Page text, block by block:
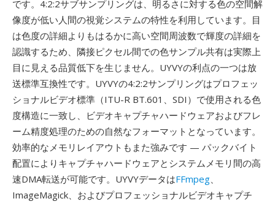
です。4:2:2サブサンプリングは、明るさに対する色の空間解
像度が低い人間の視覚システムの特性を利用しています。目
は色度の詳細よりもはるかに高い空間周波数で輝度の詳細を
認識するため、隣接ピクセル間での色サンプル共有は実際上
目に見える品質低下を生じません。UYVYの利点の一つは放
送標準互換性です。UYVYの4:2:2サンプリングはプロフェッ
ショナルビデオ標準（ITU-R BT.601、SDI）で使用される色
度構造に一致し、ビデオキャプチャハードウェアおよびフレ
ーム精度処理のための自然なフォーマットとなっています。
効率的なメモリレイアウトもまた強みです — パックバイト
配置によりキャプチャハードウェアとシステムメモリ間の高
速DMA転送が可能です。UYVYデータはFFmpeg、
ImageMagick、およびプロフェッショナルビデオキャプチ